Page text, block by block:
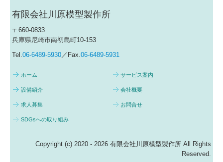
有限会社川原模型製作所
〒660-0833
兵庫県尼崎市南初島町10-153
Tel.06-6489-5930／Fax.06-6489-5931
ホーム サービス案内
設備紹介 会社概要
求人募集 お問合せ
SDGsへの取り組み
Copyright (c) 2020 - 2026 有限会社川原模型製作所 All Rights
Reserved.